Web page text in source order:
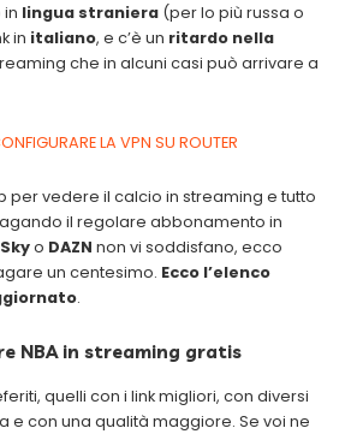
lingua straniera (per lo più russa o
in italiano, e c’è un ritardo nella
che in alcuni casi può arrivare a
LA VPN SU ROUTER
per vedere il calcio in streaming e tutto
il regolare abbonamento in
Skyo DAZN non vi soddisfano, ecco
un centesimo. Ecco l’elenco
.
NBA in streaming gratis
quelli con i link migliori, con diversi
e con una qualità maggiore. Se voi ne